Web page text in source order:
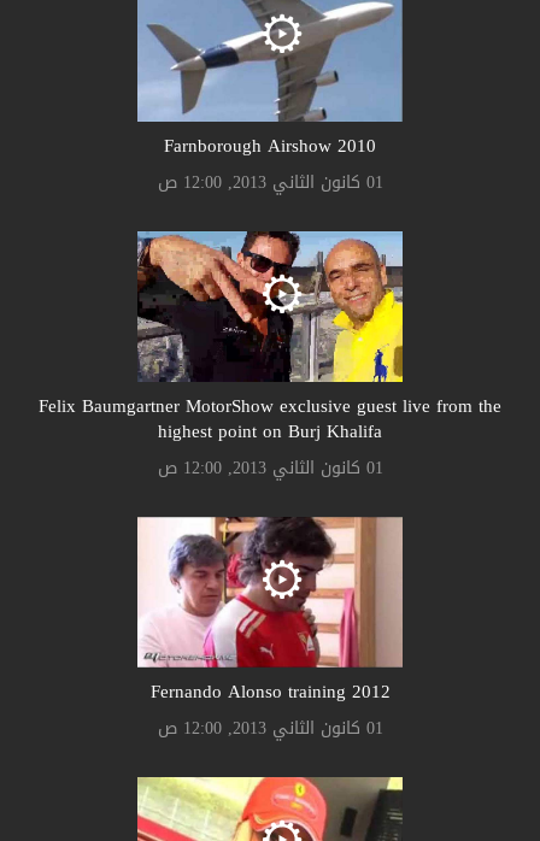
Farnborough Airshow 2010
01 كانون الثاني 2013, 12:00 ص
Felix Baumgartner MotorShow exclusive guest live from the
highest point on Burj Khalifa
01 كانون الثاني 2013, 12:00 ص
Fernando Alonso training 2012
01 كانون الثاني 2013, 12:00 ص